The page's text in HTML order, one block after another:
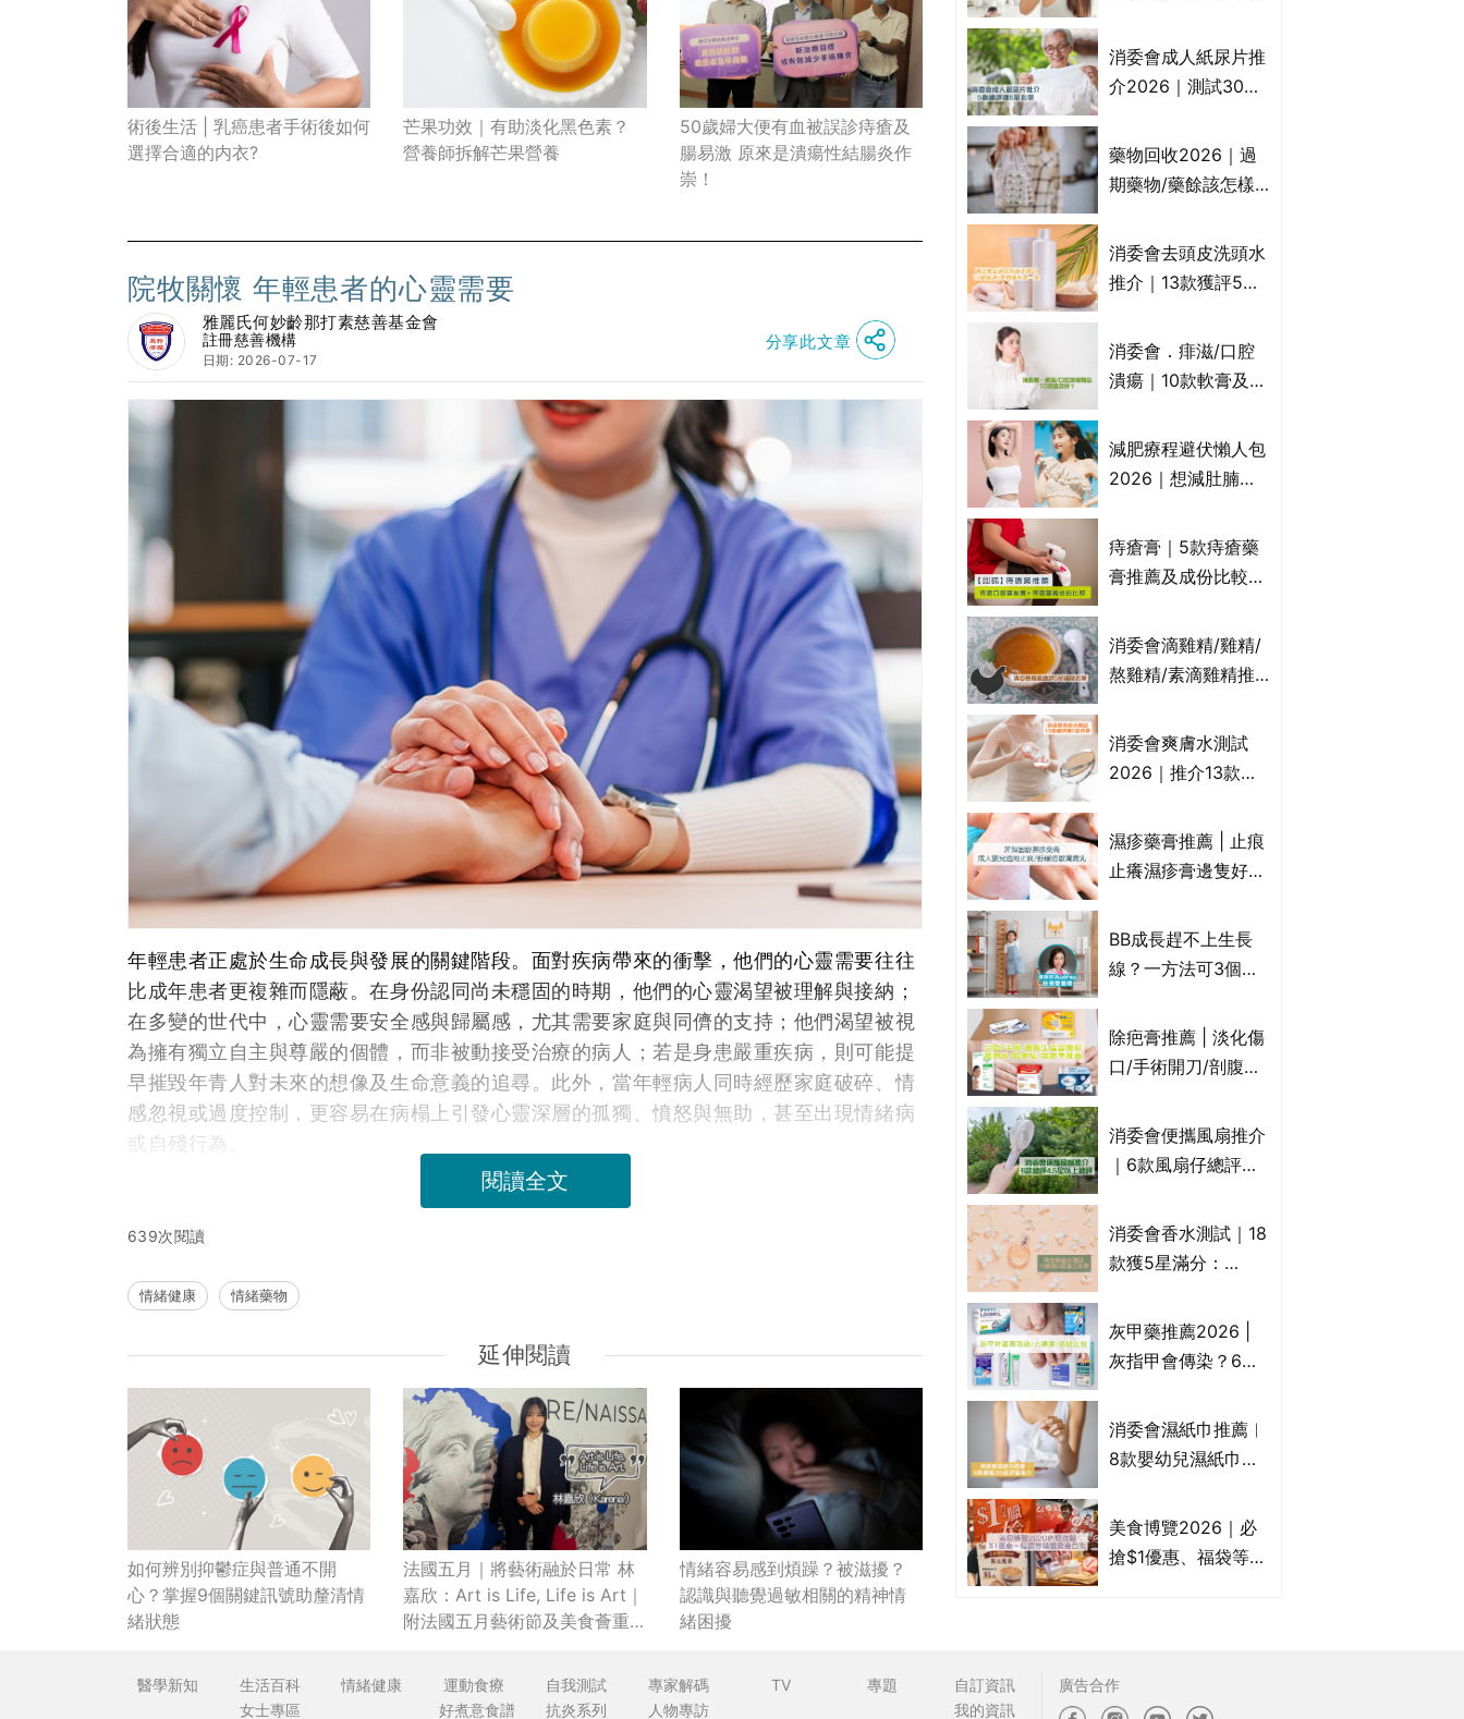
術後生活 | 乳癌患者手術後如何
選擇合適的内衣?
芒果功效｜有助淡化黑色素？
營養師拆解芒果營養
50歲婦大便有血被誤診痔瘡及
腸易激 原來是潰瘍性結腸炎作
崇！
院牧關懷 年輕患者的心靈需要
雅麗氏何妙齡那打素慈善基金會
註冊慈善機構
日期: 2026-07-17
分享此文章
年輕患者正處於生命成長與發展的關鍵階段。面對疾病帶來的衝擊，他們的心靈需要往往
比成年患者更複雜而隱蔽。在身份認同尚未穩固的時期，他們的心靈渴望被理解與接納；
在多變的世代中，心靈需要安全感與歸屬感，尤其需要家庭與同儕的支持；他們渴望被視
為擁有獨立自主與尊嚴的個體，而非被動接受治療的病人；若是身患嚴重疾病，則可能提
早摧毀年青人對未來的想像及生命意義的追尋。此外，當年輕病人同時經歷家庭破碎、情
感忽視或過度控制，更容易在病榻上引發心靈深層的孤獨、憤怒與無助，甚至出現情緒病
或自殘行為。
閱讀全文
639次閱讀
情緒健康 情緒藥物
延伸閱讀
如何辨別抑鬱症與普通不開
心？掌握9個關鍵訊號助釐清情
緒狀態
法國五月｜將藝術融於日常 林
嘉欣：Art is Life, Life is Art｜
附法國五月藝術節及美食薈重
情緒容易感到煩躁？被滋擾？
認識與聽覺過敏相關的精神情
緒困擾
介!50惠、Return回
本、Furnte、Rerise
消委會成人紙尿片推
介2026｜測試30款
滲墊防漏表現/回滲/
化學物質檢測等｜5
藥物回收2026｜過
期藥物/藥餘該怎樣
地點一覽｜屈臣氏、
萬寧、首衛、綠領行
消委會去頭皮洗頭水
推介｜13款獲評5星
KLORANE、沙宣、
呂、LUX等上榜｜4
消委會．痱滋/口腔
潰瘍｜10款軟膏及啫
屬處方藥物？有哪些
受關注成分？｜必知
減肥療程避伏懶人包
2026｜想減肚腩但
VS不良黑店5大手法
對比｜SLIMTONE減
痔瘡膏｜5款痔瘡藥
膏推薦及成份比較
有效紓緩痔瘡疼痛痕
癢｜附痔瘡成因及病
消委會滴雞精/雞精/
熬雞精/素滴雞精推
款含致癌物 9款總評
達5星滿分名單 屈臣
消委會爽膚水測試
2026｜推介13款總
Cetaphil、The
Ordinary、
濕疹藥膏推薦 | 止痕
止癢濕疹膏邊隻好？
膏/濕疹膏 嬰兒BB濕
疹皮膚適用！紓緩防
一覽)
BB成長趕不上生長
線？一方法可3個月
懂得把握1歲起「長
高黃金期」
除疤膏推薦 | 淡化傷
口/手術開刀/剖腹生
藥膏/除疤筆/除疤貼
比較（消委會教揀選
消委會便攜風扇推介
｜6款風扇仔總評達
品 MUJI、
Francfranc、
消委會香水測試｜18
款獲5星滿分：
ARMANI、Marks &
Spencer、CHANEL
灰甲藥推薦2026 |
灰指甲會傳染？6款
膏/抗甲癬油劑的功
效/價格比較：羅霉
消委會濕紙巾推薦︱
8款嬰幼兒濕紙巾獲
屈臣氏watsons、強
生Johnson's等｜測
美食博覽2026｜必
搶$1優惠、福袋等精
醫學新知
生活百科
女士專區
情緒健康
運動食療
好煮意食譜
自我測試
抗炎系列
專家解碼
人物專訪
TV 專題
自訂資訊
我的資訊
廣告合作